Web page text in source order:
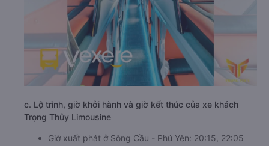
c. Lộ trình, giờ khởi hành và giờ kết thúc của xe khách
Trọng Thủy Limousine
Giờ xuất phát ở Sông Cầu - Phú Yên: 20:15, 22:05